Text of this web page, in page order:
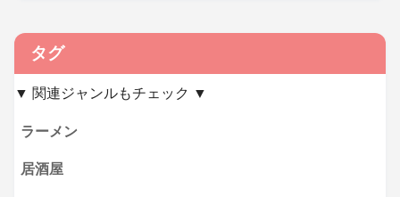
タグ
▼ 関連ジャンルもチェック ▼
ラーメン
居酒屋